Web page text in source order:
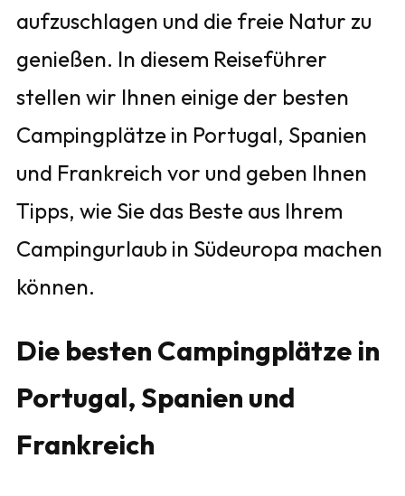
aufzuschlagen und die freie Natur zu
genießen. In diesem Reiseführer
stellen wir Ihnen einige der besten
Campingplätze in Portugal, Spanien
und Frankreich vor und geben Ihnen
Tipps, wie Sie das Beste aus Ihrem
Campingurlaub in Südeuropa machen
können.
Die besten Campingplätze in
Portugal, Spanien und
Frankreich